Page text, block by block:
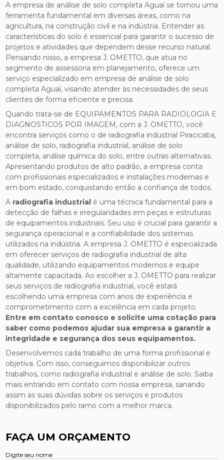
A empresa de análise de solo completa Aguaí se tornou uma
ferramenta fundamental em diversas áreas, como na
agricultura, na construção civil e na indústria. Entender as
características do solo é essencial para garantir o sucesso de
projetos e atividades que dependem desse recurso natural.
Pensando nisso, a empresa J. OMETTO, que atua no
segmento de assessoria em planejamento, oferece um
serviço especializado em empresa de análise de solo
completa Aguaí, visando atender às necessidades de seus
clientes de forma eficiente e precisa.
Quando trata-se de EQUIPAMENTOS PARA RADIOLOGIA E
DIAGNOSTICOS POR IMAGEM, com a J. OMETTO, você
encontra serviços como o de radiografia industrial Piracicaba,
análise de solo, radiografia industrial, análise de solo
completa, análise química do solo, entre outras alternativas.
Apresentando produtos de alto padrão, a empresa conta
com profissionais especializados e instalações modernas e
em bom estado, conquistando então a confiança de todos.
A radiografia industrial é uma técnica fundamental para a
detecção de falhas e irregularidades em peças e estruturas
de equipamentos industriais. Seu uso é crucial para garantir a
segurança operacional e a confiabilidade dos sistemas
utilizados na indústria. A empresa J. OMETTO é especializada
em oferecer serviços de radiografia industrial de alta
qualidade, utilizando equipamentos modernos e equipe
altamente capacitada. Ao escolher a J. OMETTO para realizar
seus serviços de radiografia industrial, você estará
escolhendo uma empresa com anos de experiência e
comprometimento com a excelência em cada projeto.
Entre em contato conosco e solicite uma cotação para
saber como podemos ajudar sua empresa a garantir a
integridade e segurança dos seus equipamentos.
Desenvolvemos cada trabalho de uma forma profissional e
objetiva. Com isso, conseguimos disponibilizar outros
trabalhos, como radiografia industrial e análise de solo. Saiba
mais entrando em contato com nossa empresa, sanando
assim as suas dúvidas sobre os serviços e produtos
disponibilizados pelo ramo com a melhor marca.
FAÇA UM ORÇAMENTO
Digite seu nome